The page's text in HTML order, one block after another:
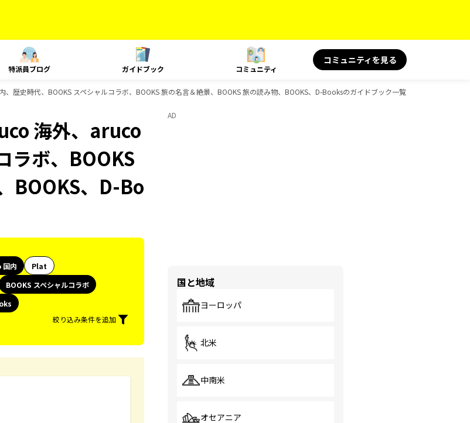
特派員ブログ ガイドブック コミュニティ
コミュニティを見る
歴史時代、BOOKS スペシャルコラボ、BOOKS 旅の名言＆絶景、BOOKS 旅の読み物、BOOKS、D-Booksのガイドブック一覧
海外、aruco
ラボ、BOOKS
BOOKS、D-Bo
内
Plat
BOOKS スペシャルコラボ
絞り込み条件を追加
AD
国と地域
ヨーロッパ
北米
中南米
オセアニア